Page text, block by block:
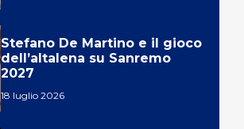
Stefano De Martino e il gioco
dell’altalena su Sanremo
2027
18 luglio 2026